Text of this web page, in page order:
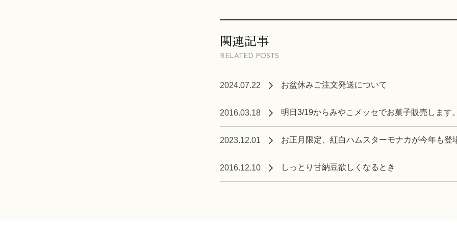
関連記事
RELATED POSTS
2024.07.22 お盆休みご注文発送について
2016.03.18 明日3/19からみやこメッセでお菓子販売します
2023.12.01 お正月限定、紅白ハムスターモナカが今年も登
2016.12.10 しっとり甘納豆欲しくなるとき